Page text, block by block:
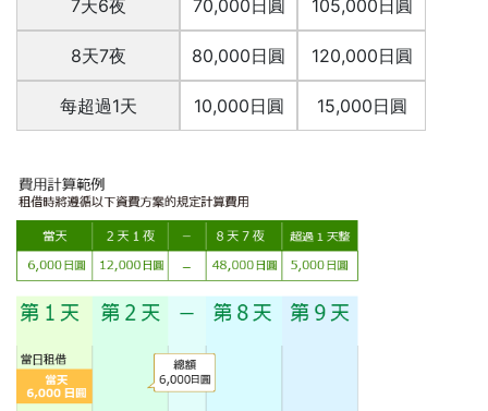
7天6夜
8天7夜
每超過1天
70,000日圓
80,000日圓
10,000日圓
105,000日圓
120,000日圓
15,000日圓